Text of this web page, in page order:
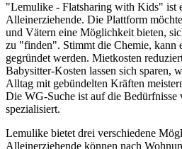
"Lemulike - Flatsharing with Kids" ist
Alleinerziehende. Die Plattform
und Vätern eine Möglichkeit bieten,
zu "finden". Stimmt die Chemie, kann
gegründet werden. Mietkosten
Babysitter-Kosten lassen sich sparen,
Alltag mit gebündelten Kräften
Die WG-Suche ist auf die
spezialisiert.
Lemulike bietet drei verschiedene
Alleinerziehende können nach